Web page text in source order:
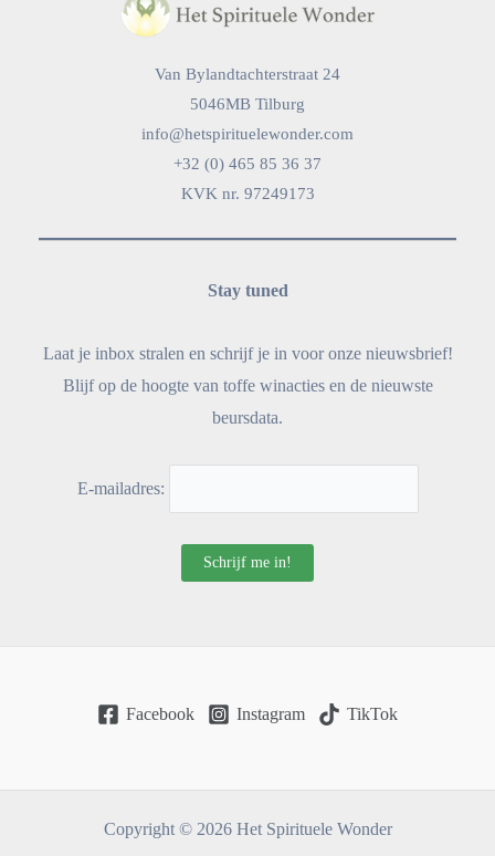
Van Bylandtachterstraat 24
5046MB Tilburg
info@hetspirituelewonder.com
+32 (0) 465 85 36 37
KVK nr. 97249173
Stay tuned
Laat je inbox stralen en schrijf je in voor onze nieuwsbrief!
Blijf op de hoogte van toffe winacties en de nieuwste
beursdata.
E-mailadres:
Facebook Instagram TikTok
Copyright © 2026 Het Spirituele Wonder